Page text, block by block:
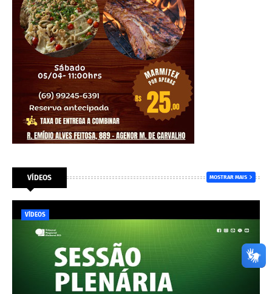
VÍDEOS MOSTRAR MAIS
VÍDEOS